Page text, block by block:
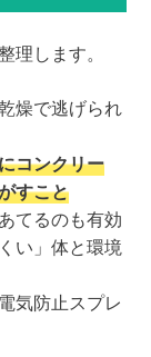
します。
燥で逃げられ
コンクリー
すこと
てるのも有効
い」体と環境
気防止スプレ